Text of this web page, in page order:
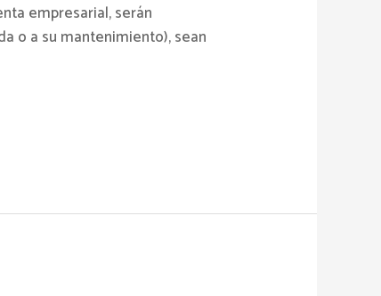
empresarial, serán
o a su mantenimiento), sean